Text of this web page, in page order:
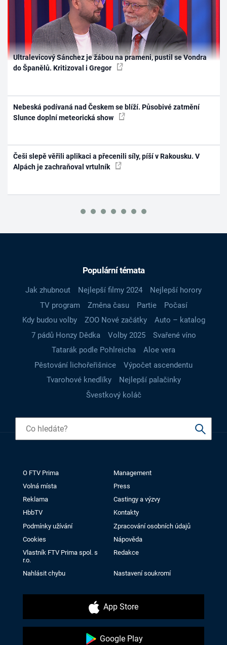
Ultralevicový Sánchez je žábou na prameni, pustil se Vondra
do Španělů. Kritizoval i Gregor
Nebeská podívaná nad Českem se blíží. Působivé zatmění
Slunce doplní meteorická show
Češi slepě věřili aplikaci a přecenili síly, píší v Rakousku. V
Alpách je zachraňoval vrtulník
Populární témata
Jak zhubnout Nejlepší filmy 2024
Nejlepší horory
TV program
Změna času Partie
Počasí
Kdy budou volby
ZOO Nové začátky
Auto – katalog
7 pádů Honzy Dědka
Volby 2025
Svařené víno
Tatarák podle Pohlreicha
Aloe vera
Pěstování lichořeřišnice
Výpočet ascendentu
Tvarohové knedlíky
Nejlepší palačinky
Švestkový koláč
O FTV Prima
Management
Volná místa
Press
Reklama
Castingy a výzvy
HbbTV
Kontakty
Podmínky užívání
Zpracování osobních údajů
Cookies
Nápověda
Vlastník FTV Prima spol. s
r.o.
Redakce
Nahlásit chybu Nastavení soukromí
App Store
Google Play